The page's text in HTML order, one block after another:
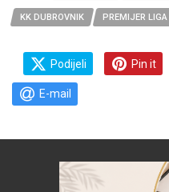
KK DUBROVNIK PREMIJER LIGA
Podijeli Pin it
E-mail